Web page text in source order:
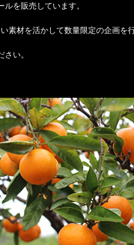
を販売しています。
素材を活かして数量限定の企画を
い。